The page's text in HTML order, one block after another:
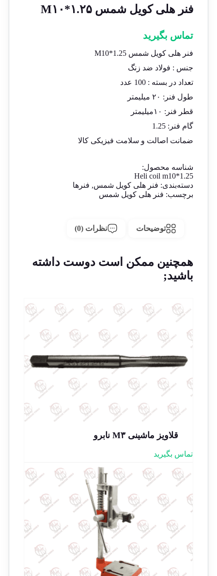
فنر هلی کویل شمس M۱۰*۱.۲۵
تماس بگیرید
فنر هلی کویل شمس M10*1.25
جنس : فولاد ضد زنگ
تعداد در بسته : 100 عدد
طول فنر: ٢٠ میلیمتر
قطر فنر: ١٠میلیمتر
گام فنر: 1.25
ضمانت اصالت و سلامت فیزیکی کالا
شناسه محصول:
Heli coil m10*1.25
دسته‌بندی: فنر هلی کویل شمس, فنرها
برچسب: فنر هلی کویل شمس
توضیحات نظرات (0)
همچنین ممکن است دوست داشته
باشید;
قلاویز ماشینی M۳ نابرو
تماس بگیرید